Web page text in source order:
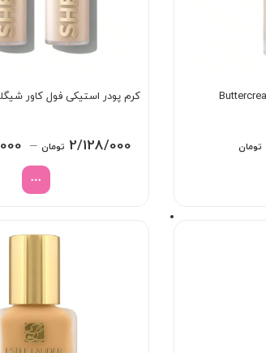
تومان
کرم پودر استیکی فول کاور
2/128/000 تومان –